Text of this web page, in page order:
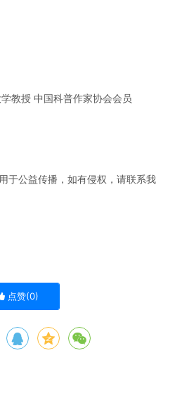
教授 中国科普作家协会会员
于公益传播，如有侵权，请联系我
点赞(0)